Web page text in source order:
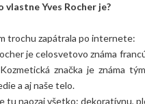
vlastne Yves Rocher je?
trochu zapátrala po internete:
je celosvetovo známa
Kozmetická značka je známa
a aj naše telo.
tu naozaj všetko: dekoratívnu,